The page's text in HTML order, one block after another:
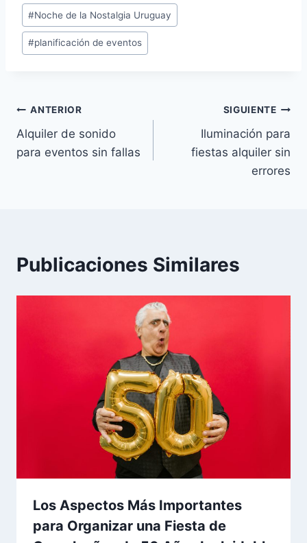
#Noche de la Nostalgia Uruguay
#planificación de eventos
Navegación
de
ANTERIOR
Alquiler de sonido
para eventos sin fallas
SIGUIENTE
Iluminación para
fiestas alquiler sin
errores
Publicaciones Similares
Los Aspectos Más Importantes
para Organizar una Fiesta de